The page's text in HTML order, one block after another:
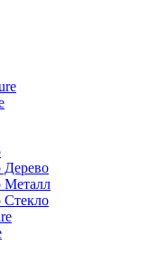
Дерево
Металл
Стекло